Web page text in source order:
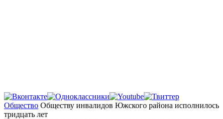
Главная
Общество Обществу инвалидов Южского района исполнилось
тридцать лет